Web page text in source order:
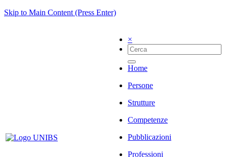
Skip to Main Content (Press Enter)
×
Home
Persone
Strutture
Competenze
Pubblicazioni
Professioni